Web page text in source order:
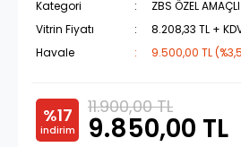
Kategori
ZBS ÖZEL
Vitrin Fiyatı
8.208,33 TL +
Havale
9.500,00 TL
%17
indirim
11.900,00 TL
9.850,00 TL